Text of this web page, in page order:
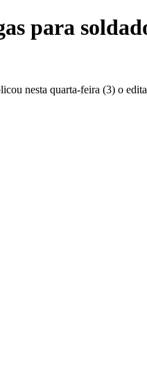
para
nesta quarta-feira (3) o